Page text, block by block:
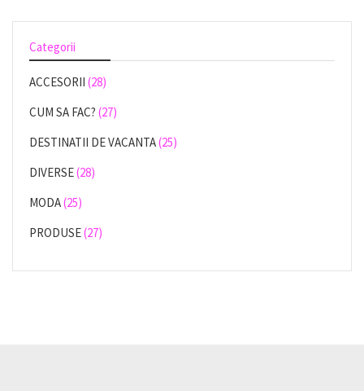
Categorii
ACCESORII (28)
CUM SA FAC? (27)
DESTINATII DE VACANTA(25)
DIVERSE(28)
MODA(25)
PRODUSE(27)